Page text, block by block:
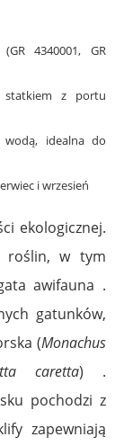
4340001, GR
statkiem z portu
wodą, idealna do
i wrzesień
ekologicznej.
roślin, w tym
awifauna .
gatunków,
(Monachus
caretta) .
pochodzi z
zapewniają